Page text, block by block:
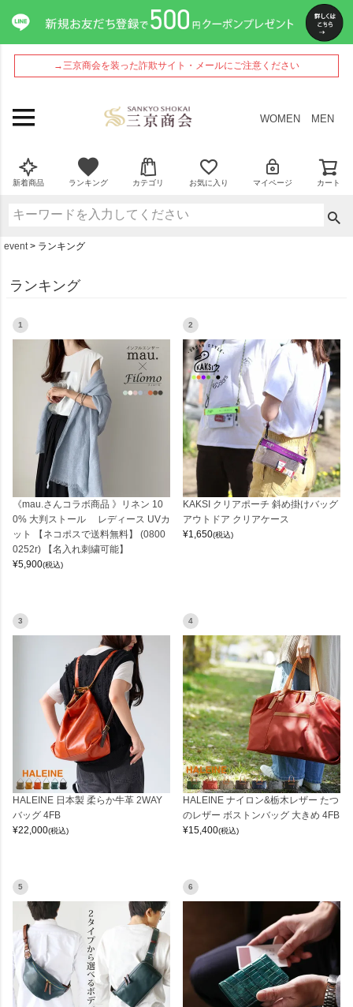
→三京商会を装った詐欺サイト・メールにご注意ください
WOMEN MEN
新着商品 ランキング カテゴリ お気に入り マイページ カート
event ランキング
ランキング
1
《mau.さんコラボ商品 》リネン 10
0% 大判ストール レディース UVカ
ット 【ネコポスで送料無料】 (0800
0252r) 【名入れ刺繍可能】
¥5,900(税込)
2
KAKSI クリアポーチ 斜め掛けバッグ
アウトドア クリアケース
¥1,650(税込)
3
HALEINE 日本製 柔らか牛革 2WAY
バッグ 4FB
¥22,000(税込)
4
HALEINE ナイロン&栃木レザー たつ
のレザー ボストンバッグ 大きめ 4FB
¥15,400(税込)
5 6